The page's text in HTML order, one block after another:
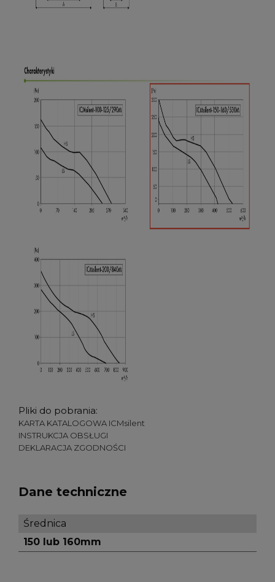
Pliki do pobrania:
KARTA KATALOGOWA ICMsilent
INSTRUKCJA OBSŁUGI
DEKLARACJA ZGODNOŚCI
Dane techniczne
Średnica
150 lub 160mm